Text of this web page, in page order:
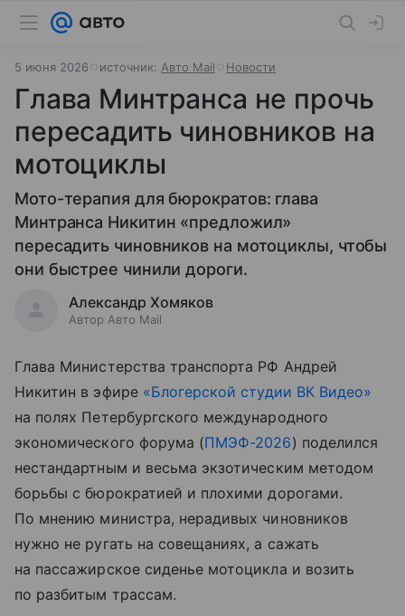
5 июня 2026 источник: Авто Mail Новости
Глава Минтранса не прочь
пересадить чиновников на
мотоциклы
Мото-терапия для бюрократов: глава
Минтранса Никитин «предложил»
пересадить чиновников на мотоциклы, чтобы
они быстрее чинили дороги.
Александр Хомяков
Автор Авто Mail
Глава Министерства транспорта РФ Андрей
Никитин в эфире «Блогерской студии ВК Видео»
на полях Петербургского международного
экономического форума (ПМЭФ-2026) поделился
нестандартным и весьма экзотическим методом
борьбы с бюрократией и плохими дорогами.
По мнению министра, нерадивых чиновников
нужно не ругать на совещаниях, а сажать
на пассажирское сиденье мотоцикла и возить
по разбитым трассам.